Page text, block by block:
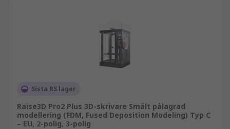
krävande kunderna och dessa varumärken är
kompletta 3D-utskriftsteknologiproducenter.
Deras produkter är inte bara 3D-skrivare utan
även filament, programvara och reservdelar som
extruders eller munstycken och andra 3D-
utskriftskomponenter.
Sista RS lager
Raise3D Pro2 Plus 3D-skrivare Smält pålagrad
modellering (FDM, Fused Deposition Modeling) Typ C
– EU, 2-polig, 3-polig